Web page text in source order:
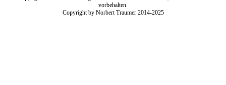
vorbehalten.
Copyright by Norbert Traumer 2014-2025